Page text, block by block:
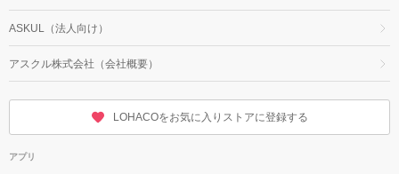
ASKUL（法人向け）
アスクル株式会社（会社概要）
LOHACOをお気に入りストアに登録する
アプリ